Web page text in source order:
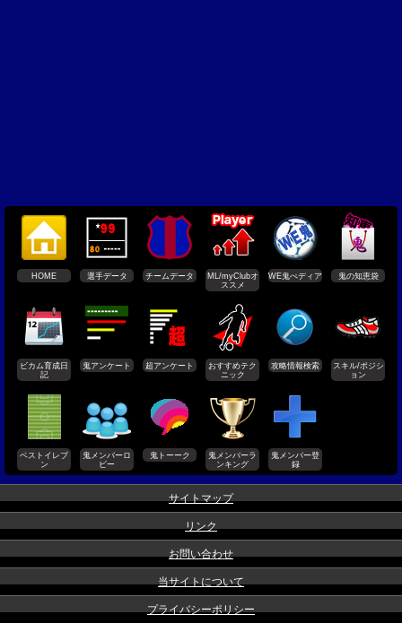
HOME 選手データ チームデータ
ML/myClubオ
ススメ
WE鬼ぺディア 鬼の知恵袋
ビカム育成日
記
鬼アンケート 超アンケート
おすすめテク
ニック
攻略情報検索
スキル/ポジシ
ョン
ベストイレブ
ン
鬼メンバーロ
ビー
鬼トーーク
鬼メンバーラ
ンキング
鬼メンバー登
録
サイトマップ
リンク
お問い合わせ
当サイトについて
プライバシーポリシー